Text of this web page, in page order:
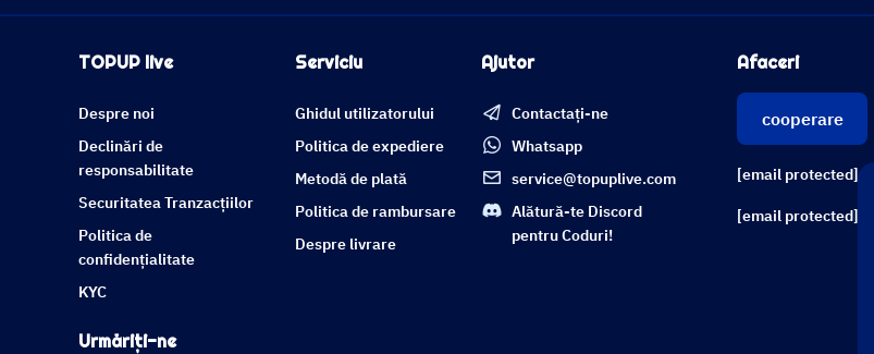
TOPUP live
Despre noi
Declinări de
responsabilitate
Securitatea Tranzacțiilor
Politica de
confidențialitate
KYC
Serviciu
Ghidul utilizatorului
Politica de expediere
Metodă de plată
Politica de rambursare
Despre livrare
Ajutor
Contactați-ne
Whatsapp
service@topuplive.com
Alătură-te Discord
pentru Coduri!
Afaceri
cooperare
[email protected]
[email protected]
Urmăriți-ne